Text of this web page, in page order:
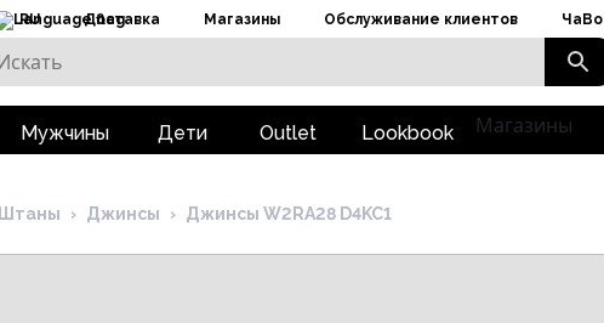
RU Доставка Магазины Обслуживание клиентов ЧаВо
Мужчины Дети Outlet Lookbook Магазины
Штаны › Джинсы › Джинсы W2RA28 D4KC1